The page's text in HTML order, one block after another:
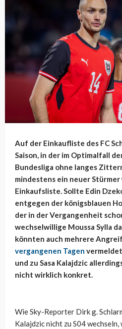
Auf der Einkaufliste des FC
Saison, in der im Optimalfall
Bundesliga ohne langes
mindestens ein neuer
Einkaufsliste. Sollte Edin
entgegen der königsblauen
der in der Vergangenheit
wechselwillige Moussa Sylla
könnten auch mehrere
vergangenen Tagen
und zu Sasa Kalajdzic
nicht wirklich konkret.
Wie Sky-Reporter Dirk g.
Kalajdzic nicht zu S04